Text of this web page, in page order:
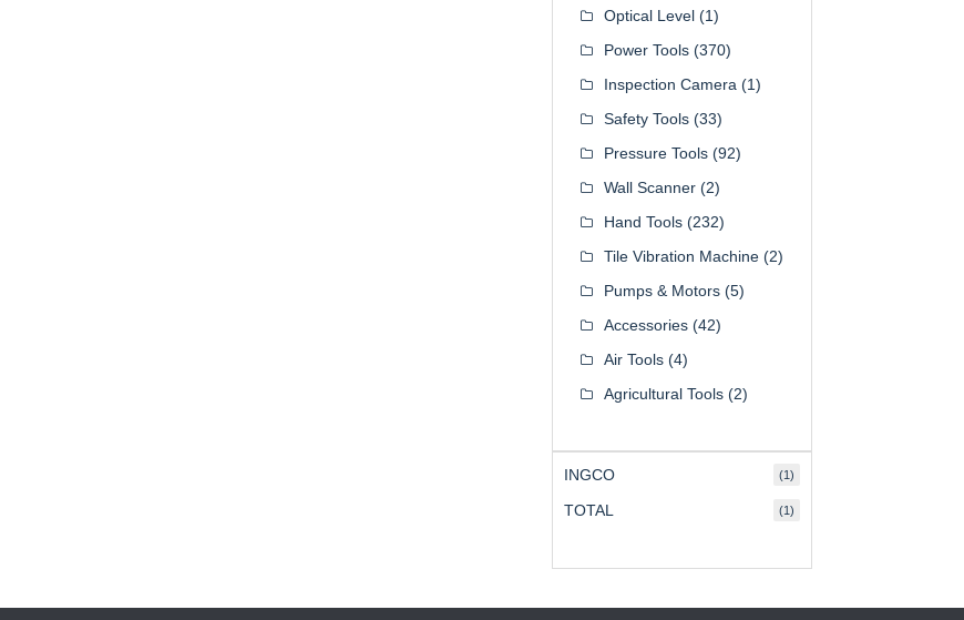
Optical Level (1)
Power Tools (370)
Inspection Camera (1)
Safety Tools (33)
Pressure Tools (92)
Wall Scanner (2)
Hand Tools (232)
Tile Vibration Machine (2)
Pumps & Motors (5)
Accessories (42)
Air Tools (4)
Agricultural Tools (2)
INGCO (1)
TOTAL (1)